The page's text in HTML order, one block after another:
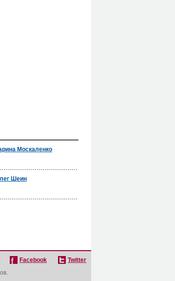
Москаленко
Шеин
Facebook
Twitter